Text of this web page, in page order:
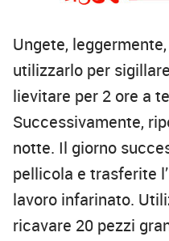
Ungete,
utilizzarlo per
lievitare per 2 ore a
Successivamente,
notte. Il giorno
pellicola e trasferite
lavoro infarinato.
ricavare 20 pezzi